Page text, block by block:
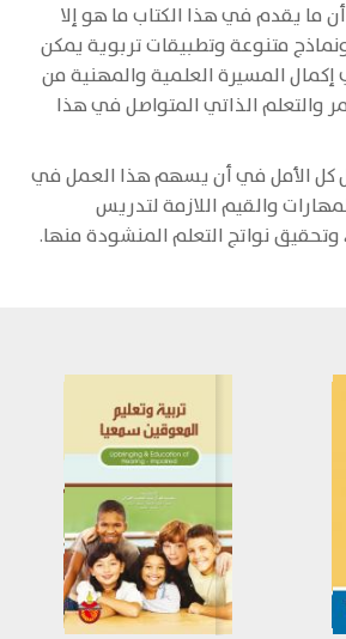
ما يقدم في هذا الكتاب ما هو إلا
متنوعة وتطبيقات تربوية يمكن
إكمال المسيرة العلمية والمهنية من
والتعلم الذاتي المتواصل في هذا
كل الأمل في أن يسهم هذا العمل في
والقيم اللازمة لتدريس
وتحقيق نواتج التعلم المنشودة منها.